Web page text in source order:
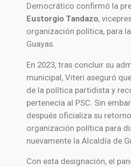
Democrático confirmó la
Eustorgio Tandazo,
organización política, para
Guayas.
En 2023, tras concluir su
municipal, Viteri aseguró
de la política partidista y
pertenecía al PSC. Sin
después oficializa su
organización política para
nuevamente la Alcaldía de
Con esta designación, el